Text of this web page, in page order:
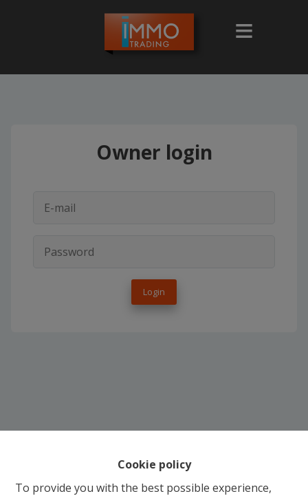
Cookie policy
To provide you with the best possible experience,
Owner login
Login
Gratis Schatting